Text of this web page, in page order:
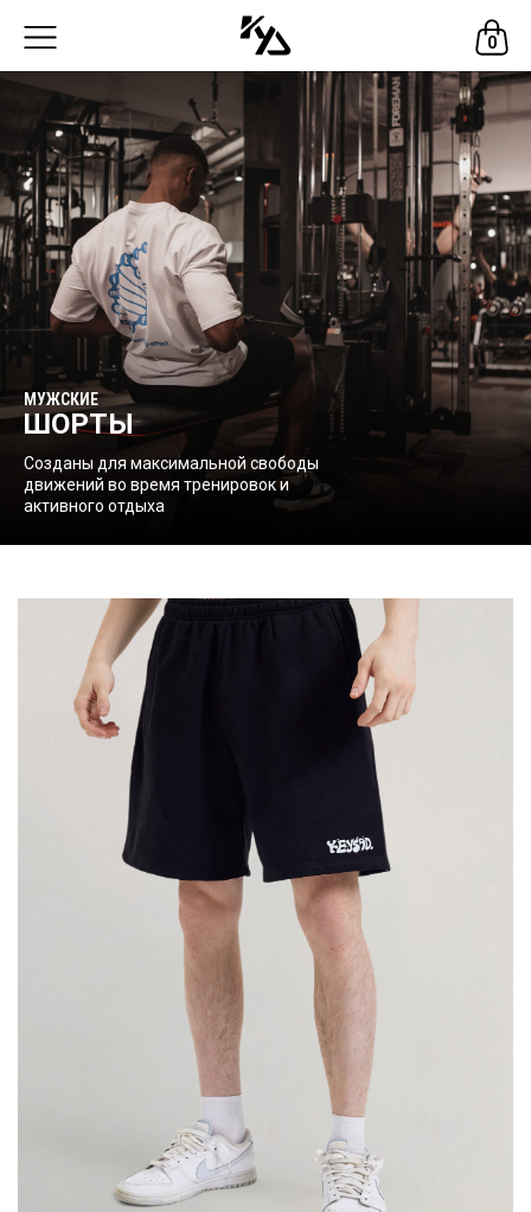
0
ШОРТЫ
Созданы для максимальной свободы
движений во время тренировок и
активного отдыха
МУЖСКИЕ